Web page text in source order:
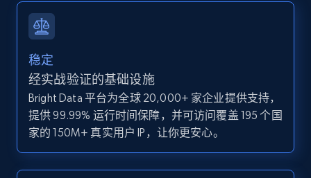
Zillow properties listing information -
Discover by custom filters - location, home
type and status
Zpid, City, State, HomeStatus, Address,
IsListingClaimedByCurrentSignedInUser,
IsCurrentSignedInAgentResponsible, Bedrooms,
and more.
稳定
经实战验证的基础设施
Bright Data 平台为全球 20,000+ 家企业提供支持，
提供 99.99% 运行时间保障，并可访问覆盖 195 个国
家的 150M+ 真实用户 IP，让你更安心。